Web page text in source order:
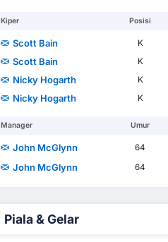
Kiper Posisi
Scott Bain K
Scott Bain
K
Nicky Hogarth
K
Nicky Hogarth
K
Manager Umur
John McGlynn 64
John McGlynn 64
Piala & Gelar